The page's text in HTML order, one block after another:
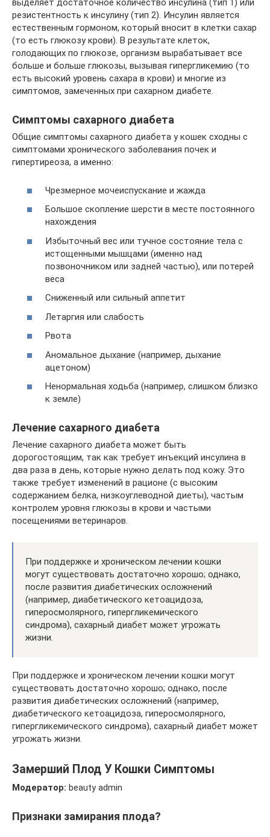
выделяет достаточное количество инсулина (тип 1) или
резистентность к инсулину (тип 2). Инсулин является
естественным гормоном, который вносит в клетки сахар
(то есть глюкозу крови). В результате клеток,
голодающих по глюкозе, организм вырабатывает все
больше и больше глюкозы, вызывая гипергликемию (то
есть высокий уровень сахара в крови) и многие из
симптомов, замеченных при сахарном диабете.
Симптомы сахарного диабета
Общие симптомы сахарного диабета у кошек сходны с
симптомами хронического заболевания почек и
гипертиреоза, а именно:
Чрезмерное мочеиспускание и жажда
Большое скопление шерсти в месте постоянного
нахождения
Избыточный вес или тучное состояние тела с
истощенными мышцами (именно над
позвоночником или задней частью), или потерей
веса
Сниженный или сильный аппетит
Летаргия или слабость
Рвота
Аномальное дыхание (например, дыхание
ацетоном)
Ненормальная ходьба (например, слишком близко
к земле)
Лечение сахарного диабета
Лечение сахарного диабета может быть
дорогостоящим, так как требует инъекций инсулина в
два раза в день, которые нужно делать под кожу. Это
также требует изменений в рационе (с высоким
содержанием белка, низкоуглеводной диеты), частым
контролем уровня глюкозы в крови и частыми
посещениями ветеринаров.
При поддержке и хроническом лечении кошки
могут существовать достаточно хорошо; однако,
после развития диабетических осложнений
(например, диабетического кетоацидоза,
гиперосмолярного, гипергликемического
синдрома), сахарный диабет может угрожать
жизни.
При поддержке и хроническом лечении кошки могут
существовать достаточно хорошо; однако, после
развития диабетических осложнений (например,
диабетического кетоацидоза, гиперосмолярного,
гипергликемического синдрома), сахарный диабет может
угрожать жизни.
Замерший Плод У Кошки Симптомы
Модератор: beauty admin
Признаки замирания плода?